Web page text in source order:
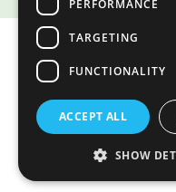
jedoch
Autoren
die der
wider.
Weder die
können
PERFORMANCE
TARGETING
FUNCTIONALITY
ACCEPT ALL
SHOW